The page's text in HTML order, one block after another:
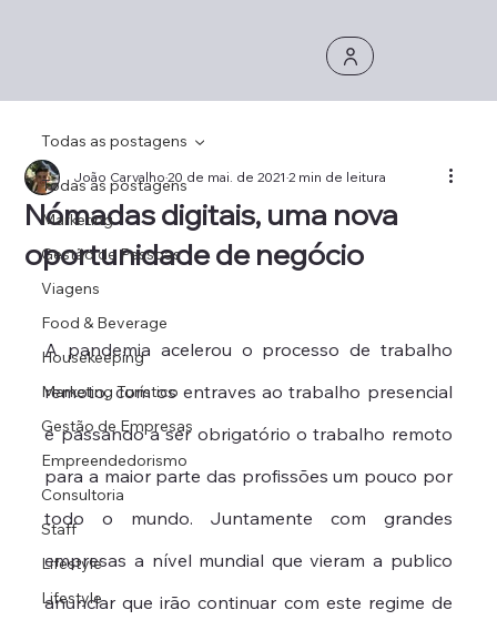
Todas as postagens
Marketing
Gestão de Pessoas
Viagens
Food & Beverage
Housekeeping
Marketing Turístico
Gestão de Empresas
Empreendedorismo
Consultoria
Staff
Lifestyle
Lifestyle
Todas as postagens
Nómadas digitais, uma nova
oportunidade de negócio
João Carvalho20 de mai. de 20212 min de leitura
A pandemia acelerou o processo de trabalho
remoto, com os entraves ao trabalho presencial
e passando a ser obrigatório o trabalho remoto
para a maior parte das profissões um pouco por
todo o mundo. Juntamente com grandes
empresas a nível mundial que vieram a publico
anunciar que irão continuar com este regime de